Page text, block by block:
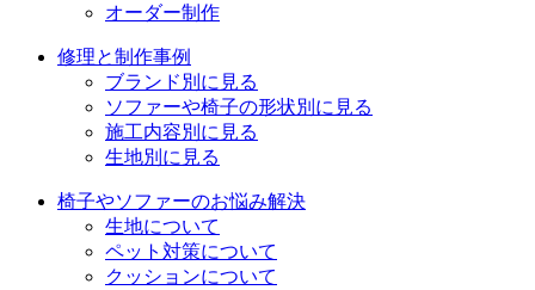
オーダー制作
修理と制作事例
ブランド別に見る
ソファーや椅子の形状別に見る
施工内容別に見る
生地別に見る
椅子やソファーのお悩み解決
生地について
ペット対策について
クッションについて